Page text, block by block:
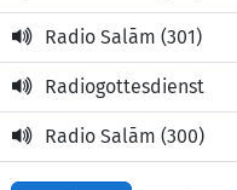
Radio Salām (301)
Radiogottesdienst
Radio Salām (300)